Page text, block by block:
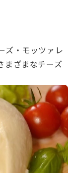
ズ・モッツァレ
まざまなチーズ